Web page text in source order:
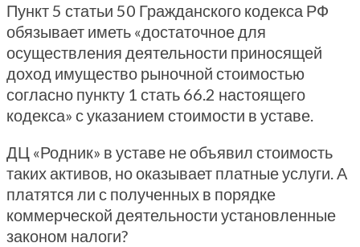
Пункт 5 статьи 50 Гражданского кодекса РФ
обязывает иметь «достаточное для
осуществления деятельности приносящей
доход имущество рыночной стоимостью
согласно пункту 1 стать 66.2 настоящего
кодекса» с указанием стоимости в уставе.
ДЦ «Родник» в уставе не объявил стоимость
таких активов, но оказывает платные услуги. А
платятся ли с полученных в порядке
коммерческой деятельности установленные
законом налоги?